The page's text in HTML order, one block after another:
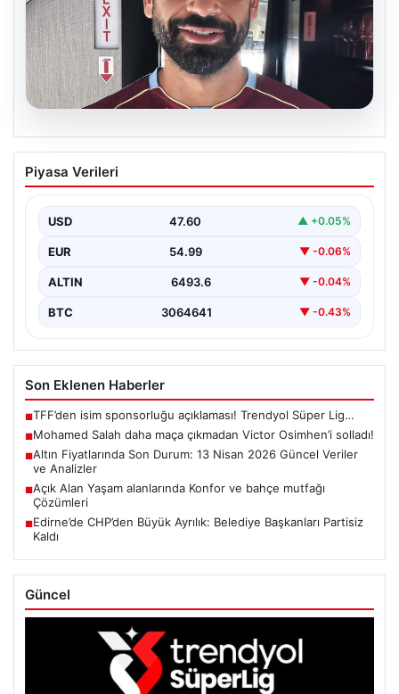
Mohamed Salah daha maça çıkmadan
Victor Osimhen’i solladı!
Piyasa Verileri
USD 47.60 ▲ +0.05%
EUR 54.99 ▼ -0.06%
ALTIN 6493.6 ▼ -0.04%
BTC 3064641 ▼ -0.43%
Son Eklenen Haberler
■TFF’den isim sponsorluğu açıklaması! Trendyol Süper Lig…
■Mohamed Salah daha maça çıkmadan Victor Osimhen’i solladı!
■Altın Fiyatlarında Son Durum: 13 Nisan 2026 Güncel Veriler
ve Analizler
■Açık Alan Yaşam alanlarında Konfor ve bahçe mutfağı
Çözümleri
■Edirne’de CHP’den Büyük Ayrılık: Belediye Başkanları Partisiz
Kaldı
Güncel